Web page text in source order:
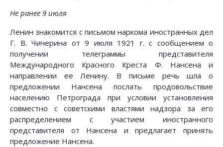
Не ранее 9 июля
Ленин знакомится с письмом наркома иностранных дел
Г. В. Чичерина от 9 июля 1921 г. с сообщением о
получении телеграммы представителя
Международного Красного Креста Ф. Нансена и
направлении ее Ленину. В письме речь шла о
предложении Нансена послать продовольствие
населению Петрограда при условии установления
совместно с советскими властями надзора за его
распределением с участием иностранного
представителя от Нансена и предлагает принять
предложение Нансена.